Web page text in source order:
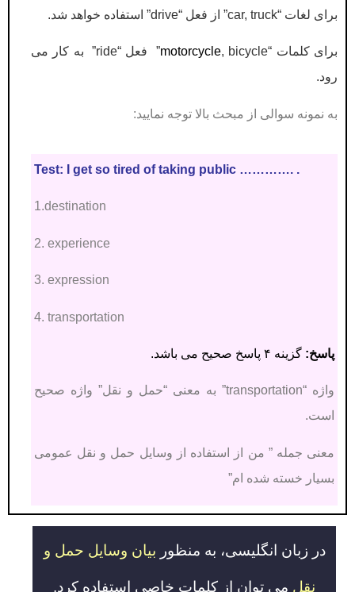
برای لغات “car, truck” از فعل “drive” استفاده خواهد شد.
برای کلمات “ motorcycle
, bicycle” فعل “ride” به کار می
رود.
به نمونه سوالی از مبحث بالا توجه نمایید:
Test: I get so tired of taking public …………. .
1.destination
2. experience
3. expression
4. transportation
پاسخ: گزینه ۴ پاسخ صحیح می باشد.
واژه “transportation” به معنی “حمل و نقل” واژه صحیح
است.
معنی جمله ” من از استفاده از وسایل حمل و نقل عمومی
بسیار خسته شده ام”
در زبان انگلیسی، به منظور بیان وسایل حمل و
نقل می توان از کلمات خاصی استفاده کرد.